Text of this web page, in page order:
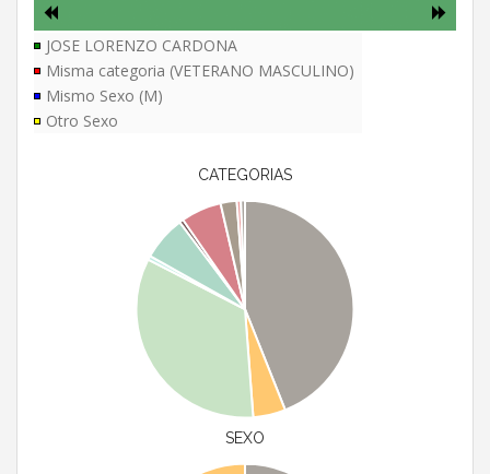
JOSE LORENZO CARDONA
Misma categoria (VETERANO MASCULINO)
Mismo Sexo (M)
Otro Sexo
CATEGORIAS
SEXO